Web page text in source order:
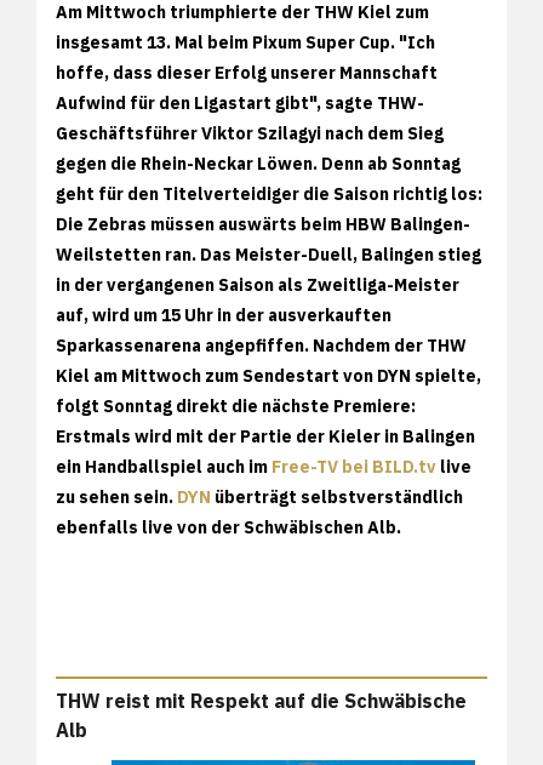
Am Mittwoch triumphierte der THW Kiel zum
insgesamt 13. Mal beim Pixum Super Cup. "Ich
hoffe, dass dieser Erfolg unserer Mannschaft
Aufwind für den Ligastart gibt", sagte THW-
Geschäftsführer Viktor Szilagyi nach dem Sieg
gegen die Rhein-Neckar Löwen. Denn ab Sonntag
geht für den Titelverteidiger die Saison richtig los:
Die Zebras müssen auswärts beim HBW Balingen-
Weilstetten ran. Das Meister-Duell, Balingen stieg
in der vergangenen Saison als Zweitliga-Meister
auf, wird um 15 Uhr in der ausverkauften
Sparkassenarena angepfiffen. Nachdem der THW
Kiel am Mittwoch zum Sendestart von DYN spielte,
folgt Sonntag direkt die nächste Premiere:
Erstmals wird mit der Partie der Kieler in Balingen
ein Handballspiel auch im Free-TV bei BILD.tv live
zu sehen sein. DYN überträgt selbstverständlich
ebenfalls live von der Schwäbischen Alb.
THW reist mit Respekt auf die Schwäbische
Alb